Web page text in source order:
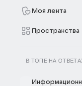
Моя лента
Пространства
В ТОПЕ НА